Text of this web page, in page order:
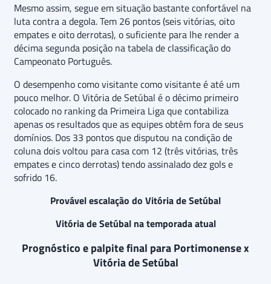
Mesmo assim, segue em situação bastante confortável na
luta contra a degola. Tem 26 pontos (seis vitórias, oito
empates e oito derrotas), o suficiente para lhe render a
décima segunda posição na tabela de classificação do
Campeonato Português.
O desempenho como visitante como visitante é até um
pouco melhor. O Vitória de Setúbal é o décimo primeiro
colocado no ranking da Primeira Liga que contabiliza
apenas os resultados que as equipes obtêm fora de seus
domínios. Dos 33 pontos que disputou na condição de
coluna dois voltou para casa com 12 (três vitórias, três
empates e cinco derrotas) tendo assinalado dez gols e
sofrido 16.
Provável escalação do Vitória de Setúbal
Vitória de Setúbal na temporada atual
Prognóstico e palpite final para Portimonense x
Vitória de Setúbal